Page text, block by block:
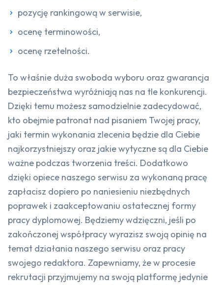
pozycję rankingową w serwisie,
ocenę terminowości,
ocenę rzetelności.
To właśnie duża swoboda wyboru oraz gwarancja
bezpieczeństwa wyróżniają nas na tle konkurencji.
Dzięki temu możesz samodzielnie zadecydować,
kto obejmie patronat nad pisaniem Twojej pracy,
jaki termin wykonania zlecenia będzie dla Ciebie
najkorzystniejszy oraz jakie wytyczne są dla Ciebie
ważne podczas tworzenia treści. Dodatkowo
dzięki opiece naszego serwisu za wykonaną pracę
zapłacisz dopiero po naniesieniu niezbędnych
poprawek i zaakceptowaniu ostatecznej formy
pracy dyplomowej. Będziemy wdzięczni, jeśli po
zakończonej współpracy wyrazisz swoją opinię na
temat działania naszego serwisu oraz pracy
swojego redaktora. Zapewniamy, że w procesie
rekrutacji przyjmujemy na swoją platformę jedynie